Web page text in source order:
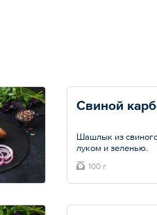
Свиной
Шашлык из
луком и зеленью.
Общий вес – 100 г
100 г